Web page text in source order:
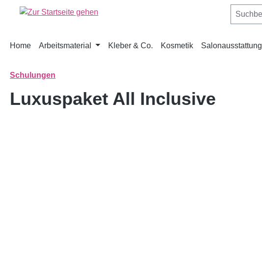
Zur Hauptnavigation springen
Home Arbeitsmaterial Kleber & Co. Kosmetik Salonausstattung
Schulungen
Luxuspaket All Inclusive